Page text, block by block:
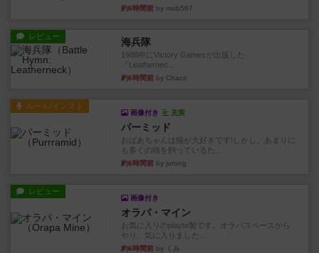
約6時間前 by mob567
レビュー 海兵隊
1988年にVictory Gamesが出版した
『Leathernec...
約6時間前 by Chaco
ルール/インスト
画像付き 充実
パーミッド
おばあちゃんは猫が大好きです!しかし、あまりに
も多くの猫を飼っているた...
約6時間前 by jurong
レビュー
画像付き
オラパ・マイン
お気に入りのplayte製です。オラパスペースから
やり、気に入りました...
約6時間前 by くみ